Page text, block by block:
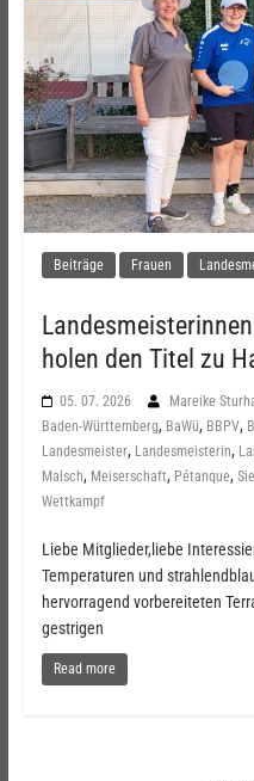
Beiträge Frauen
holen den Titel zu
05. 07. 2026 Mareike
Baden-Württemberg, BaWü, BBPV,
Landesmeister, Landesmeisterin,
Malsch, Meiserschaft, Pétanque,
Wettkampf
Liebe Mitglieder,liebe
Temperaturen und
hervorragend vorbereiteten
gestrigen
Read more